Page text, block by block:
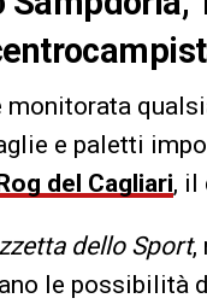
monitorata
e paletti
del Cagliari, il
dello Sport,
le possibilità